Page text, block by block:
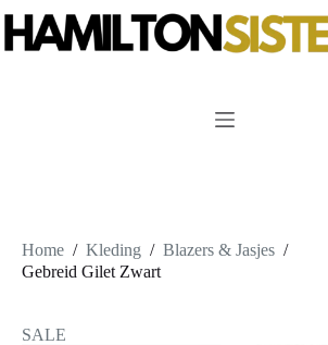
naar
de
Home / Kleding / Blazers & Jasjes /
Gebreid Gilet Zwart
SALE